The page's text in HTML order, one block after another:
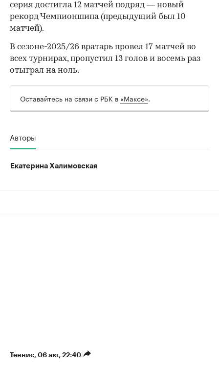
серия достигла 12 матчей подряд — новый
рекорд Чемпионшипа (предыдущий был 10
матчей).
В сезоне-2025/26 вратарь провел 17 матчей во
всех турнирах, пропустил 13 голов и восемь раз
отыграл на ноль.
Оставайтесь на связи с РБК в «Максе».
Авторы
Екатерина Халимовская
Теннис 06 авг, 22:40